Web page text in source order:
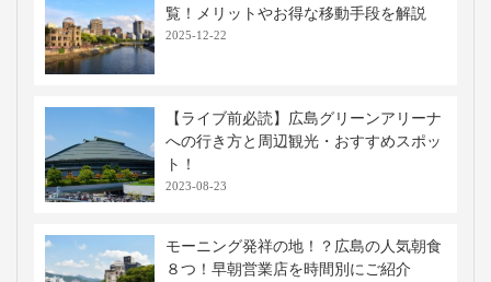
覧！メリットやお得な移動手段を解説
2025-12-22
【ライブ前必読】広島グリーンアリーナ
への行き方と周辺観光・おすすめスポッ
ト！
2023-08-23
モーニング発祥の地！？広島の人気朝食
８つ！早朝営業店を時間別にご紹介